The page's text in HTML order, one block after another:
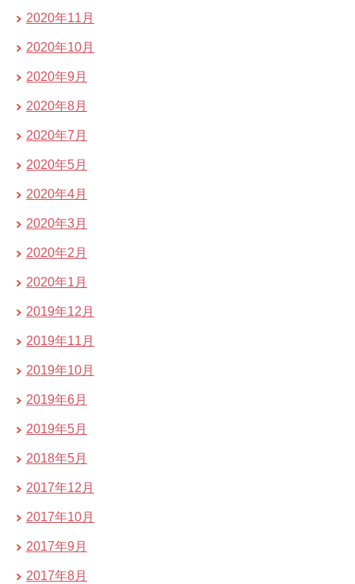
2020年11月
2020年10月
2020年9月
2020年8月
2020年7月
2020年5月
2020年4月
2020年3月
2020年2月
2020年1月
2019年12月
2019年11月
2019年10月
2019年6月
2019年5月
2018年5月
2017年12月
2017年10月
2017年9月
2017年8月